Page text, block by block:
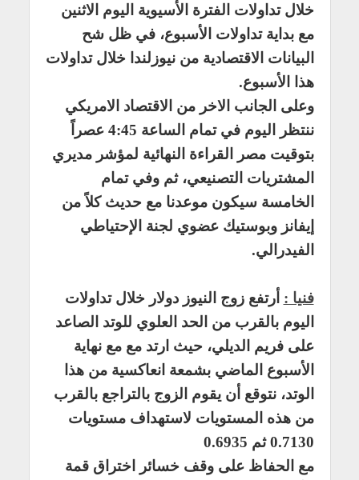
خلال تداولات الفترة الأسيوية اليوم الاثنين
مع بداية تداولات الأسبوع، في ظل شح
البيانات الاقتصادية من نيوزلندا خلال تداولات
هذا الأسبوع.
وعلى الجانب الاخر من الاقتصاد الامريكي
ننتظر اليوم في تمام الساعة 4:45 عصراً
بتوقيت مصر القراءة النهائية لمؤشر مديري
المشتريات التصنيعي، ثم وفي تمام
الخامسة سيكون موعدنا مع حديث كلاً من
إيفانز وبوستيك عضوي لجنة الإحتياطي
الفيدرالي.
فنيا : أرتفع زوج النيوز دولار خلال تداولات
اليوم بالقرب من الحد العلوي للوتد الصاعد
على فريم الديلي، حيث ارتد مع مع نهاية
الأسبوع الماضي بشمعة انعاكسية من هذا
الوتد، نتوقع أن يقوم الزوج بالتراجع بالقرب
من هذه المستويات لاستهداف مستويات
0.7130 ثم 0.6935
مع الحفاظ على وقف خسائر اختراق قمة